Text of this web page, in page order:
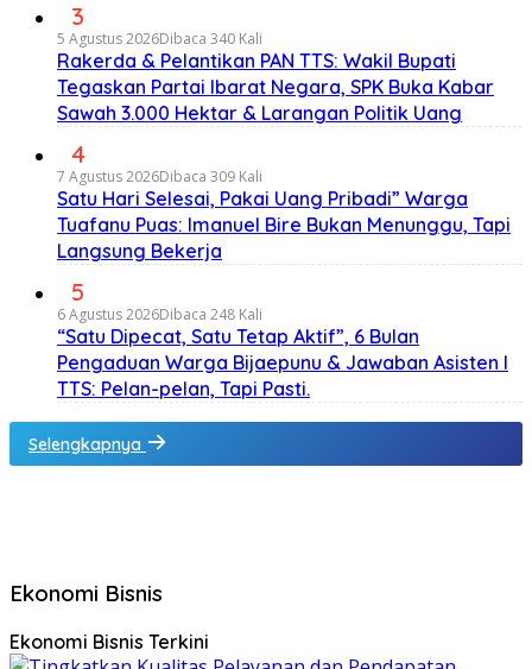
3
5 Agustus 2026Dibaca 340 Kali
Rakerda & Pelantikan PAN TTS: Wakil Bupati
Tegaskan Partai Ibarat Negara, SPK Buka Kabar
Sawah 3.000 Hektar & Larangan Politik Uang
4
7 Agustus 2026Dibaca 309 Kali
Satu Hari Selesai, Pakai Uang Pribadi” Warga
Tuafanu Puas: Imanuel Bire Bukan Menunggu, Tapi
Langsung Bekerja
5
6 Agustus 2026Dibaca 248 Kali
“Satu Dipecat, Satu Tetap Aktif”, 6 Bulan
Pengaduan Warga Bijaepunu & Jawaban Asisten I
TTS: Pelan-pelan, Tapi Pasti.
Selengkapnya
Ekonomi Bisnis
Ekonomi Bisnis Terkini